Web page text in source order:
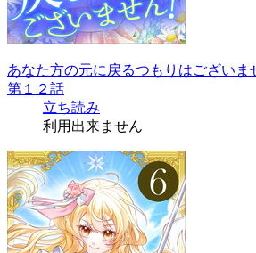
あなた方の元に戻るつもりはござい
第１２話
立ち読み
利用出来ません